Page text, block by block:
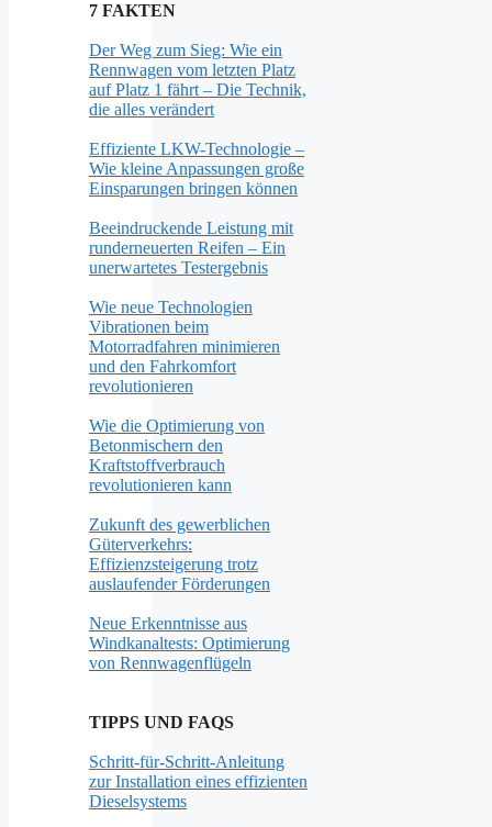
7 FAKTEN
Der Weg zum Sieg: Wie ein
Rennwagen vom letzten Platz
auf Platz 1 fährt – Die Technik,
die alles verändert
Effiziente LKW-Technologie –
Wie kleine Anpassungen große
Einsparungen bringen können
Beeindruckende Leistung mit
runderneuerten Reifen – Ein
unerwartetes Testergebnis
Wie neue Technologien
Vibrationen beim
Motorradfahren minimieren
und den Fahrkomfort
revolutionieren
Wie die Optimierung von
Betonmischern den
Kraftstoffverbrauch
revolutionieren kann
Zukunft des gewerblichen
Güterverkehrs:
Effizienzsteigerung trotz
auslaufender Förderungen
Neue Erkenntnisse aus
Windkanaltests: Optimierung
von Rennwagenflügeln
TIPPS UND FAQS
Schritt-für-Schritt-Anleitung
zur Installation eines effizienten
Dieselsystems